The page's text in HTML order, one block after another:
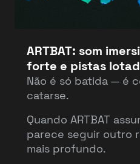
ARTBAT: som
forte e pistas
Não é só batida — é
catarse.
Quando ARTBAT
parece seguir outro
mais profundo.
Olá! Bem-vindo(a)
posso te ajudar
Vender